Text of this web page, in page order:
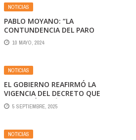
NOTICIAS
PABLO MOYANO: “LA
CONTUNDENCIA DEL PARO
DEMOSTRÓ QUE LA GRAN MAYORÍA
DE LOS ARGENTINOS RECHAZA LAS
10 MAYO, 2024
NOTICIAS
EL GOBIERNO REAFIRMÓ LA
VIGENCIA DEL DECRETO QUE
MODIFICÓ EL RÉGIMEN ELECTORAL
DE LOS SINDICATOS
5 SEPTIEMBRE, 2025
NOTICIAS